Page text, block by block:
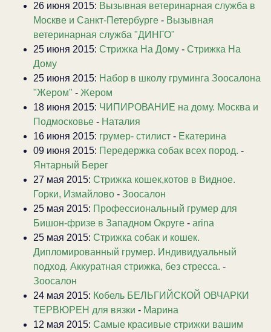
26 июня 2015: Вызывная ветеринарная служба в
Москве и Санкт-Петербурге - Вызывная
ветеринарная служба "ДИНГО"
25 июня 2015: Стрижка На Дому - Стрижка На
Дому
25 июня 2015: Набор в школу груминга Зоосалона
"Жером" - Жером
18 июня 2015: ЧИПИРОВАНИЕ на дому. Москва и
Подмосковье - Наталия
16 июня 2015: грумер- стилист - Екатерина
09 июня 2015: Передержка собак всех пород. -
Янтарный Берег
27 мая 2015: Стрижка кошек,котов в Видное.
Горки, Измайлово - Зоосалон
25 мая 2015: Профессиональный грумер для
Бишон-фризе в Западном Округе - arina
25 мая 2015: Стрижка собак и кошек.
Дипломированный грумер. Индивидуальный
подход. Аккуратная стрижка, без стресса. -
Зоосалон
24 мая 2015: Кобель БЕЛЬГИЙСКОЙ ОВЧАРКИ
ТЕРВЮРЕН для вязки - Марина
12 мая 2015: Самые красивые стрижки вашим